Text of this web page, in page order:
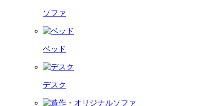
ソファ
ベッド
デスク